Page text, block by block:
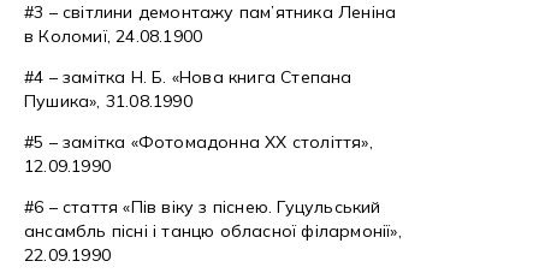
#3 – світлини демонтажу пам’ятника Леніна
в Коломиї, 24.08.1900
#4 – замітка Н. Б. «Нова книга Степана
Пушика», 31.08.1990
#5 – замітка «Фотомадонна ХХ століття»,
12.09.1990
#6 – стаття «Пів віку з піснею. Гуцульський
ансамбль пісні і танцю обласної філармонії»,
22.09.1990